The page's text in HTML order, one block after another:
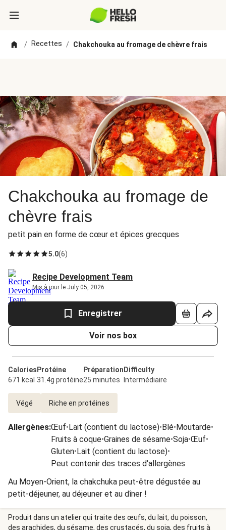
/ Recettes / Chakchouka au fromage de chèvre frais
Chakchouka au fromage de
chèvre frais
petit pain en forme de cœur et épices grecques
5.0(6)
Recipe Development Team
Mis à jour le July 05, 2026
Enregistrer
Voir nos box
Calories
671 kcal
Protéine
31.4g protéine
Préparation
25 minutes
Difficulty
Intermédiaire
Végé Riche en protéines
Allergènes:Œuf•Lait (contient du lactose)•Blé•Moutarde•
Fruits à coque•Graines de sésame•Soja•Œuf•
Gluten•Lait (contient du lactose)•
Peut contenir des traces d'allergènes
Au Moyen-Orient, la chakchuka peut-être dégustée au
petit-déjeuner, au déjeuner et au dîner !
Produit dans un atelier qui traite des œufs, du lait, du poisson,
des arachides, du sésame, des crustacés, du soja, des fruits à